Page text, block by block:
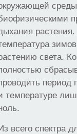
света.
период
температуре
всего спектра